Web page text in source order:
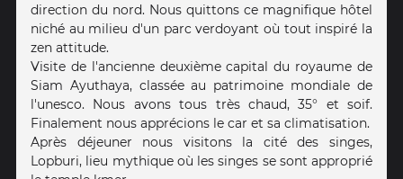
direction du nord. Nous quittons ce magnifique hôtel
niché au milieu d'un parc verdoyant où tout inspiré la
zen attitude.
Visite de l'ancienne deuxième capital du royaume de
Siam Ayuthaya, classée au patrimoine mondiale de
l'unesco. Nous avons tous très chaud, 35° et soif.
Finalement nous apprécions le car et sa climatisation.
Après déjeuner nous visitons la cité des singes,
Lopburi, lieu mythique où les singes se sont approprié